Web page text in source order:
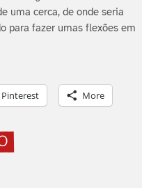
uma cerca, de onde seria
para fazer umas flexões em
Pinterest More